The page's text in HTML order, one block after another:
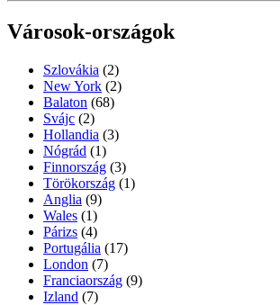
Városok-országok
Szlovákia (2)
New York (2)
Balaton (68)
Svájc (2)
Hollandia (3)
Nógrád (1)
Finnország (3)
Törökország (1)
Anglia (9)
Wales (1)
Párizs (4)
Portugália (17)
London (7)
Franciaország (9)
Izland (7)